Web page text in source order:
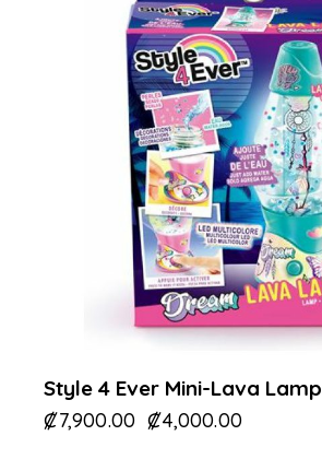
Style 4 Ever Mini-Lava Lamp
₡7,900.00 ₡4,000.00